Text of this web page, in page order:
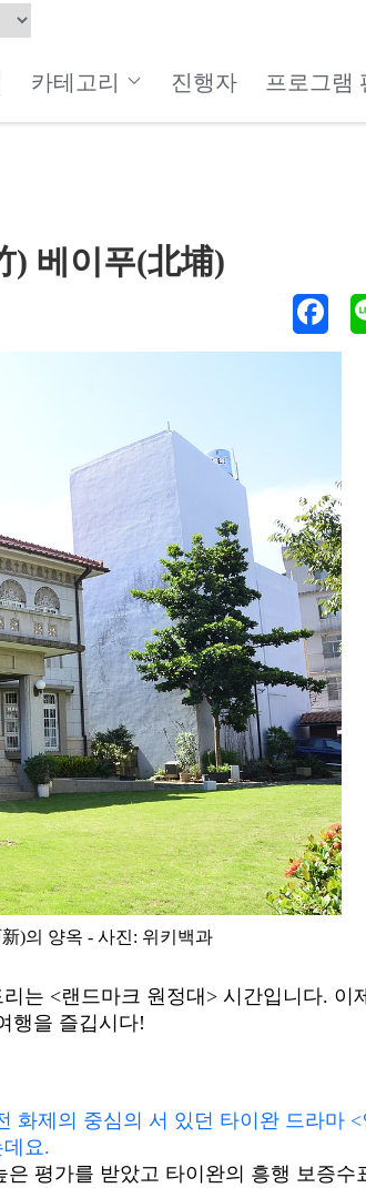
카테고리 진행자 프로그램
) 베이푸(北埔)
)의 양옥 - 사진: 위키백과
는 <랜드마크 원정대> 시간입니다. 이제
행을 즐깁시다!
화제의 중심의 서 있던 타이완 드라마 <
요.
평가를 받았고 타이완의 흥행 보증수